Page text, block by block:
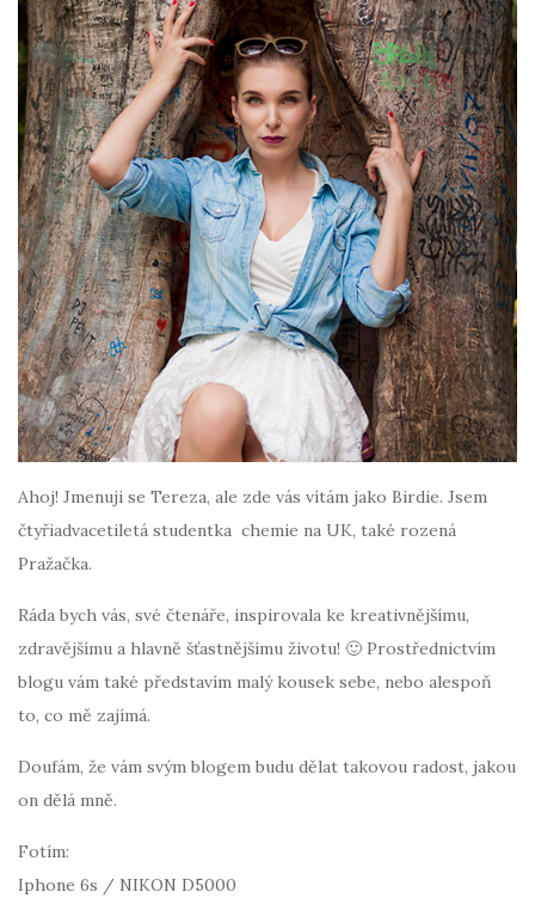
Ahoj! Jmenuji se Tereza, ale zde vás vítám jako Birdie. Jsem
čtyřiadvacetiletá studentka chemie na UK, také rozená
Pražačka.
Ráda bych vás, své čtenáře, inspirovala ke kreativnějšímu,
zdravějšímu a hlavně šťastnějšímu životu! 🙂 Prostřednictvím
blogu vám také představím malý kousek sebe, nebo alespoň
to, co mě zajímá.
Doufám, že vám svým blogem budu dělat takovou radost, jakou
on dělá mně.
Fotím:
Iphone 6s / NIKON D5000